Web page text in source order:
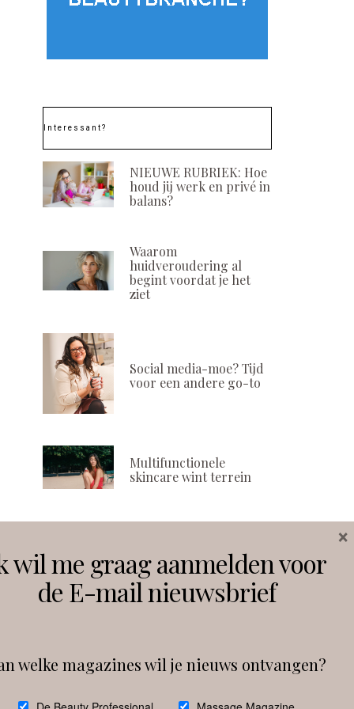
Column Miranda
POSTED
ON
9 DECEMBER, 2020
Interessant?
NIEUWE RUBRIEK: Hoe
houd jij werk en privé in
balans?
Waarom
huidveroudering al
begint voordat je het
ziet
Social media-moe? Tijd
voor een andere go-to
Multifunctionele
skincare wint terrein
Instagram Facebook
wil me graag aanmelden voor
de E-mail nieuwsbrief
welke magazines wil je nieuws ontvangen?
×